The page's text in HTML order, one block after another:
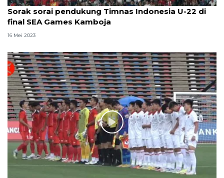
Sorak sorai pendukung Timnas Indonesia U-22 di
final SEA Games Kamboja
16 Mei 2023